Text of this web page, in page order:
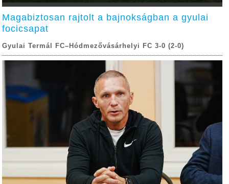
Magabiztosan rajtolt a bajnokságban a gyulai
focicsapat
Gyulai Termál FC–Hódmezővásárhelyi FC 3-0 (2-0)